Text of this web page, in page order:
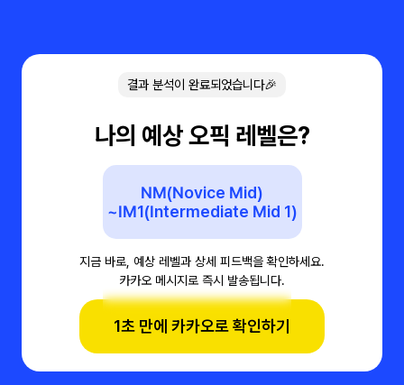
결과 분석이 완료되었습니다🎉
나의 예상 오픽 레벨은?
NM(Novice Mid)
~IM1(Intermediate Mid 1)
지금 바로, 예상 레벨과 상세 피드백을 확인하세요.
카카오 메시지로 즉시 발송됩니다.
1초 만에 카카오로 확인하기